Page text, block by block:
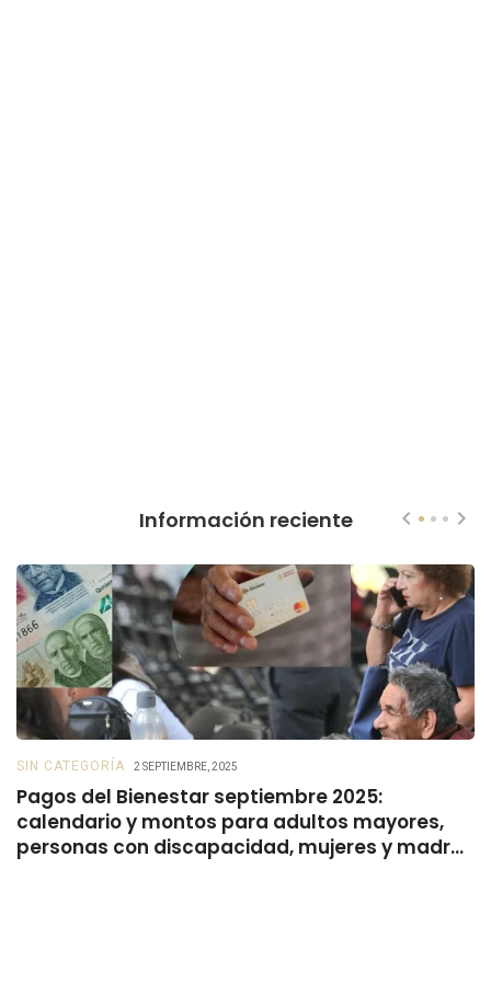
Información reciente
SIN CATEGORÍA 2 SEPTIEMBRE, 2025
Pagos del Bienestar septiembre 2025:
calendario y montos para adultos mayores,
personas con discapacidad, mujeres y madres